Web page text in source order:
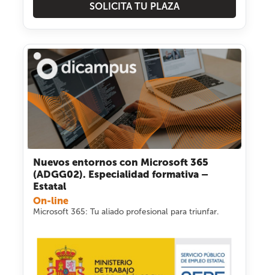
SOLICITA TU PLAZA
Nuevos entornos con Microsoft 365
(ADGG02). Especialidad formativa –
Estatal
On-line
Microsoft 365: Tu aliado profesional para triunfar.